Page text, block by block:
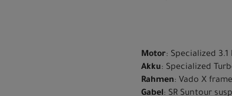
Motor: Specialized
Akku: Specialized
Rahmen: Vado X
Gabel: SR Suntour